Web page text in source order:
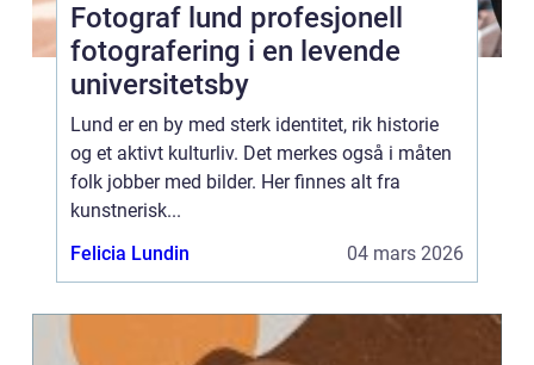
Fotograf lund profesjonell
fotografering i en levende
universitetsby
Lund er en by med sterk identitet, rik historie
og et aktivt kulturliv. Det merkes også i måten
folk jobber med bilder. Her finnes alt fra
kunstnerisk...
Felicia Lundin
04 mars 2026